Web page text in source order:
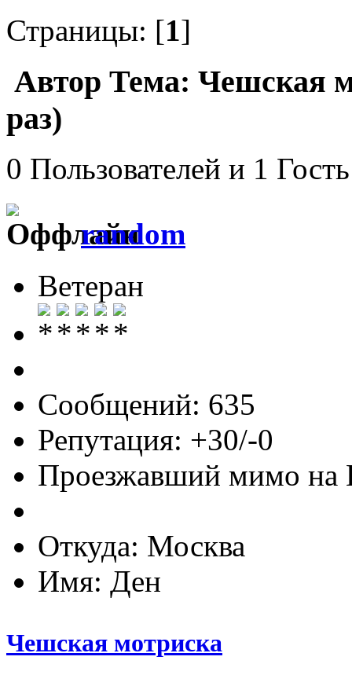
Страницы: [1]
Автор Тема: Чешская
раз)
0 Пользователей и 1
random
Ветеран
Сообщений: 635
Репутация: +30/-0
Проезжавший мимо
Откуда: Москва
Имя: Ден
Чешская мотриска